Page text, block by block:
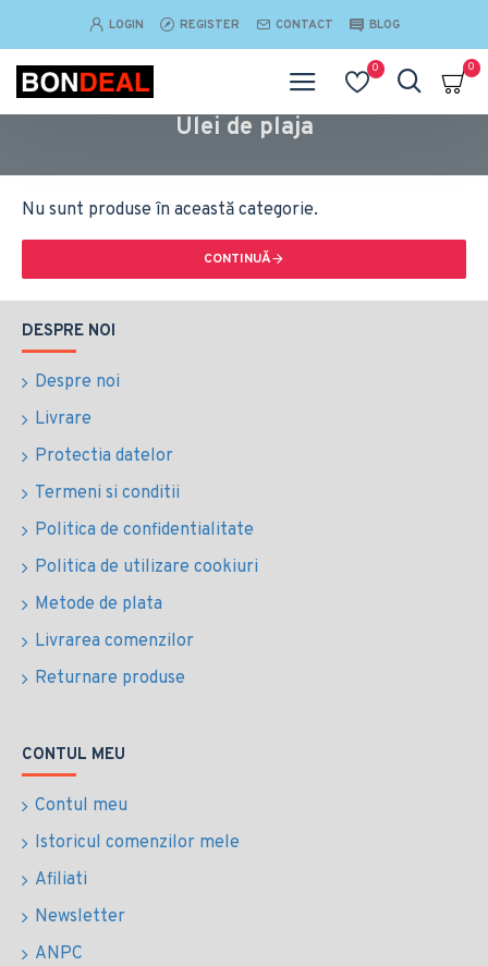
LOGIN REGISTER CONTACT BLOG
0 0
Ulei de plaja
Nu sunt produse în această categorie.
CONTINUĂ
DESPRE NOI
Despre noi
Livrare
Protectia datelor
Termeni si conditii
Politica de confidentialitate
Politica de utilizare cookiuri
Metode de plata
Livrarea comenzilor
Returnare produse
CONTUL MEU
Contul meu
Istoricul comenzilor mele
Afiliati
Newsletter
ANPC